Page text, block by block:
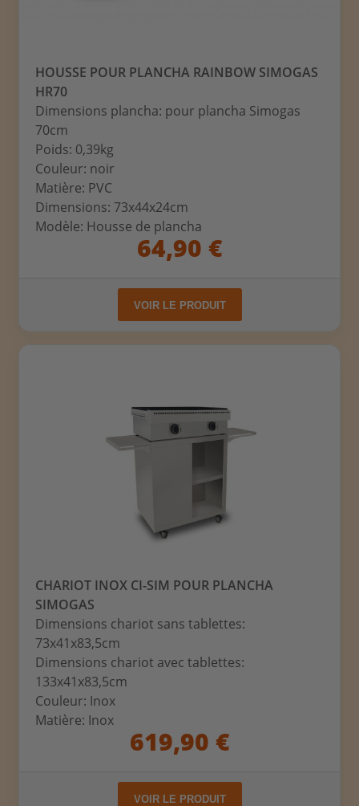
HOUSSE POUR PLANCHA RAINBOW SIMOGAS
HR70
Dimensions plancha: pour plancha Simogas
70cm
Poids: 0,39kg
Couleur: noir
Matière: PVC
Dimensions: 73x44x24cm
Modèle: Housse de plancha
64,90 €
VOIR LE PRODUIT
CHARIOT INOX CI-SIM POUR PLANCHA
SIMOGAS
Dimensions chariot sans tablettes:
73x41x83,5cm
Dimensions chariot avec tablettes:
133x41x83,5cm
Couleur: Inox
Matière: Inox
619,90 €
VOIR LE PRODUIT